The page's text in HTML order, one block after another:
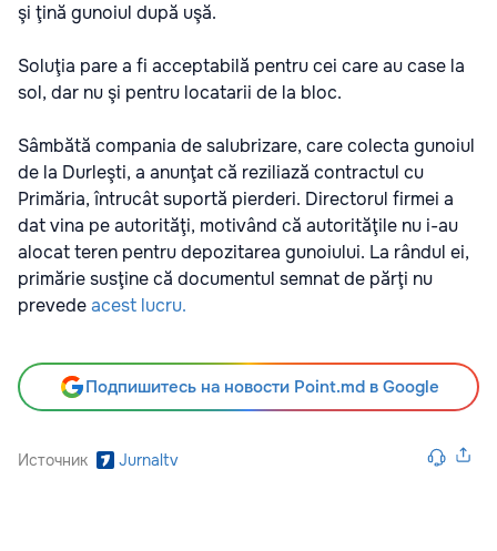
şi ţină gunoiul după uşă.
Soluţia pare a fi acceptabilă pentru cei care au case la
sol, dar nu şi pentru locatarii de la bloc.
Sâmbătă compania de salubrizare, care colecta gunoiul
de la Durleşti, a anunţat că reziliază contractul cu
Primăria, întrucât suportă pierderi. Directorul firmei a
dat vina pe autorităţi, motivând că autorităţile nu i-au
alocat teren pentru depozitarea gunoiului. La rândul ei,
primărie susţine că documentul semnat de părţi nu
prevedeacest lucru.
Подпишитесь на новости Point.md в Google
Источник Jurnaltv